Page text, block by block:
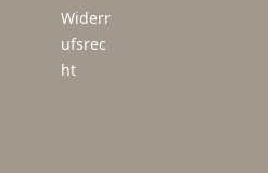
Widerr
ufsrec
ht